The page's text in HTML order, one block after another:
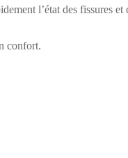
l’état des fissures et
confort.